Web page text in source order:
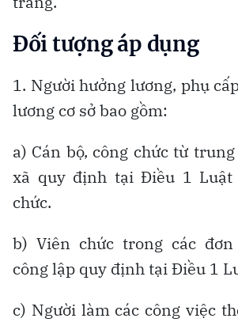
Đối tượng áp dụng
1. Người hưởng lương, phụ
lương cơ sở bao gồm:
a) Cán bộ, công chức từ
xã quy định tại Điều 1 Luật
chức.
b) Viên chức trong các
công lập quy định tại Điều 1
c) Người làm các công việc